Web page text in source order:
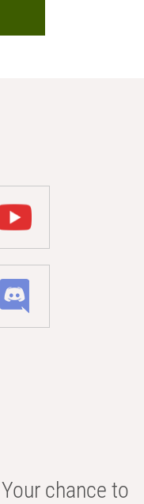
chance to